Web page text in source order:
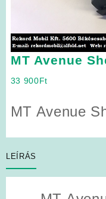
MT Avenue
33 900Ft
MT Avenue
LEÍRÁS